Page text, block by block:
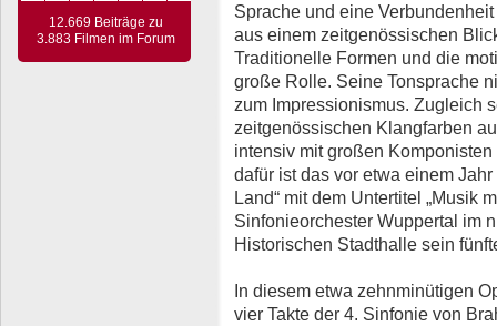
12.669 Beiträge zu
3.883 Filmen im Forum
Sprache und eine
aus einem zeitgenössischen
Traditionelle Formen und die
große Rolle. Seine Tonsprache
zum Impressionismus. Zugleich
zeitgenössischen Klangfarben
intensiv mit großen
dafür ist das vor etwa einem
Land“ mit dem Untertitel „Musik
Sinfonieorchester Wuppertal im
Historischen Stadthalle sein
In diesem etwa zehnminütigen
vier Takte der 4. Sinfonie von